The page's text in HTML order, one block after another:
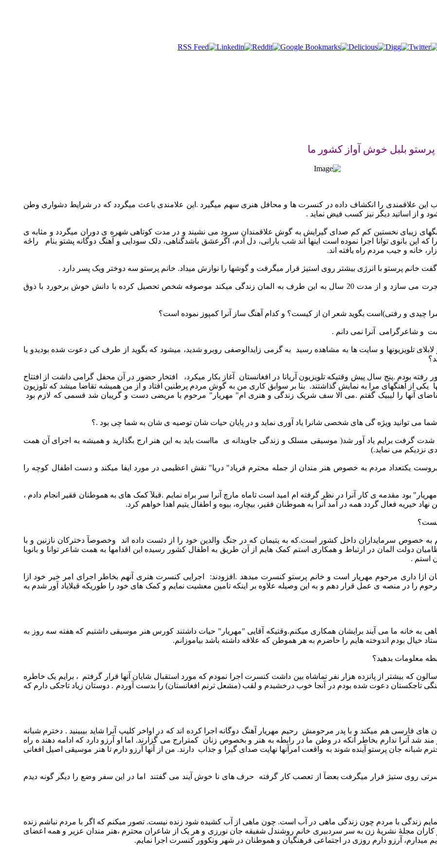
پرستو بلبل خوش آواز کشور ما
این علاقمندی را انکشاف داده در کنسرت ها و محافل هنری سهم میگیرد .این علامندی باعث میگردد که در شرایط دشواری وطن
و از اساتید دیگر نیز کسب فیض نماید .
آهنگهای زیبای نخستین کم کم صدای گیرایش به گوش علاقمندان سرود می نشیند و در مدت کوتاهی شهره ی دوران میگردد و مثابه ی
بانوی توانا اجرا نموده است اینها اند شب بارانی، دل آدم، اگرعشق باشدگناهی، دلک سودایی و آهنگ دوگانه پشتو بنام
راځه
خانه و جیب مردم راه یافته اند.
خانم پرستو با انرژی بیشتر روی استیژ قرار میگرفت و گوشها را نوازش میداد. خانم پرستو سه دوختر ویک پسر دارد .
شرایط حاکم در کشور مانند هزار ها هوطن او را مجبور به هجرت می سازد و از مدت 20 سال به این طرف به المان زندگی میکند موصوفه شخص تحصیل کرده با دانش خوش برخورد با ذوق
چیدی و رفتی)است بگوید شعر ان از کیست؟ و کدام آهنگ ساز آنرا کمپوز نموده است؟
و شاعرگرامی آنرا نمی دانم .
تلویزیونها و سایت ها به مشاهده رسید
به گرمی زایدالوصفی روبرو شدید، میشود که بگوید از طرف کی دعوت شده بودیدو یا
رفته بودم .پنج سال پیش وقتیکه تلویزیون آریانا در افغانستان آغاز بکار میکرد،
افتخار حضور در آن محفل گرامی داشت از افتتاح
یکی از آهنگهای مرا به نمایش گذاشتند.
بنا بر سوابق کاری من به گوش مردم پرطنین افتاد و از من همیشه تقاضا میشد که تلوزیون
آنها را لیبیک گفتم .می الا سف شریک زندگی و هنری ام" مهریار" مرحوم با مریضی دست و گریبان شد قسمی که لازم بود
می توانید ویژه گی های شخصی شانرا یاد آوری نماید و در پایان حیات شان توصیه ی شان به شما چی بود .؟
گرفت برایم یاد آور شد( موسیقی مسلک و زندگی جاویدانه ی
مااست باید به این هنر ارج بگذارید و همیشه به اجرای آن همت
نزدیکم می نماید.)
یکتعداد مردم به خصوص هنر مندان از جمله محترم فریاد" دریا" نقش اعظیمی در مورد ایفا میکند و دست اطفال کوچه را
بود مقدمه ی کار آنرا در نظر گرفته ام امید است تاماه مارچ آنرا سر براه نمایم .قبلآ کمک های به هموطنان فقیر انجام دادم ،
خیریه فعال گردد همه در آمد آنرا به هموطنان فقیر، بیچاره، بیوه و اطفال یتیم اهدا خواهم کرد.
خصوص سرمایداران داخل کشور است.که به یتیمان که در جنگ والدین خود را از دئست داده اند
وخصوصآ دخترکان نازنین و با
دولت المان در ارتباط و همکاری استم کمک هایم از آن طریق به اطفال کشور رسیده این اقدامها به همت شاعر توانا و بانوبا
استم .
ازا داری مرحوم مهریار است و خانم پرستو کنسرت میدهد .افزودند:
اجرایی کنسرت هنری آنهم بخاطر اجرای امر خیر خود ازا
را در منصه ی عمل قرار دهم و به این وصیله علاوه بر اینکه تامین معشیت نمایم و کمک های خود را طوریکه قبلایاد آور شدم به
به خانه ما می آیند برایشان همکاری میکنم.وقتیکه آقایی "مهریار" حیات داشتند کورس هنر موسیقی داشتیم که هفته سه روز به
بودم اندوخته هایم را حاضرم به هر هموطن که علاقه داشته باشد بیاموزانم.
معلومات بدهید؟
که بیشتر از پانزده هزار نفر تماشاه بین داشت کنسرت اجرا نمودم که مورد استقبال شایان آنها قرار گرفتم
، برایم یک خاطره
فرهنگی تاجکستان دعوت شده بودم در آنجا خوب درخشیدم و لقب (مشعل ترنم افغانستان) را بدست آوردم . دوستان زیاد تاجکی دارم که
های فارسی هم میکند و با پدر مرحومش
رحیم مهریار آهنگ دوگانه اجرا کرده اند که در اواخر کلیپ آنرا شاید بیبینید . دخترم شبانه
مند شد آنرا ندارم بخاطر آنکه در وطن ما در رابطه به هنر و بخصوص زنان کمترارج می گزارند. اما او آرزو دارد که ادامه دهند ه راه
شبانه جان پرستو آینده شوند به واقعت امرآنها نهایت صدای گیرا و جذاب دارند. من از آنها آرزو دارم تا هنر موسیقی اصیل افغانی
روی ستیژ قرار میگرفت بعضآ از تعصب کار گرفته حرف های نا خوش آیند می گفتند
اما در این سفر وضع را دیگر گونه دیدم
زندگی با مردم چون زندگی ماهی در آب است. چون ماهی از آب کشیده شود زنده نیست. تصور میکنم که اگر با مردم نباشم زنده
مجلۀ نشریۀ زن به سر سردبیری خانم روشندل شفیقه جان نورزی و هر یک از شاعران محترم ،هنر مندان عزیر و همه اعضای
میدارم، آرزو دارم روزی در اجتماعی فرهنگیان و هموطنان در شهر ونکوور کنسرت اجرا نمایم.